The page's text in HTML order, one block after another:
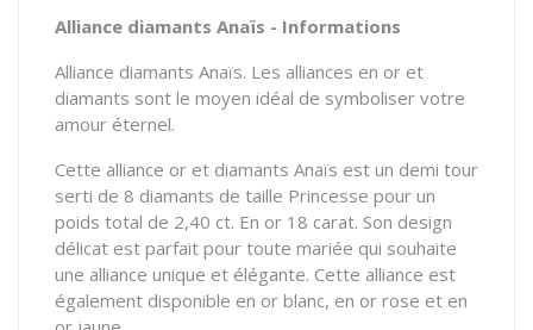
Alliance diamants Anaïs - Informations
Alliance diamants Anaïs. Les alliances en or et
diamants sont le moyen idéal de symboliser votre
amour éternel.
Cette alliance or et diamants Anaïs est un demi tour
serti de 8 diamants de taille Princesse pour un
poids total de 2,40 ct. En or 18 carat. Son design
délicat est parfait pour toute mariée qui souhaite
une alliance unique et élégante. Cette alliance est
également disponible en or blanc, en or rose et en